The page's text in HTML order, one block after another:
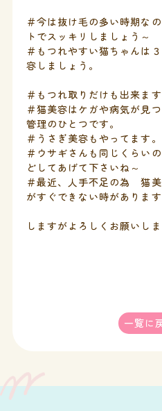
＃今は抜け毛の多い時期な
トでスッキリしましょう～
＃もつれやすい猫ちゃんは
容しましょう。
＃もつれ取りだけも出来ます
＃猫美容はケガや病気が見
管理のひとつです。
＃うさぎ美容もやってます。
＃ウサギさんも同じくらい
どしてあげて下さいね～
＃最近、人手不足の為 猫
がすぐできない時がありま
ご迷惑
しますがよろしくお願いしま
一覧に